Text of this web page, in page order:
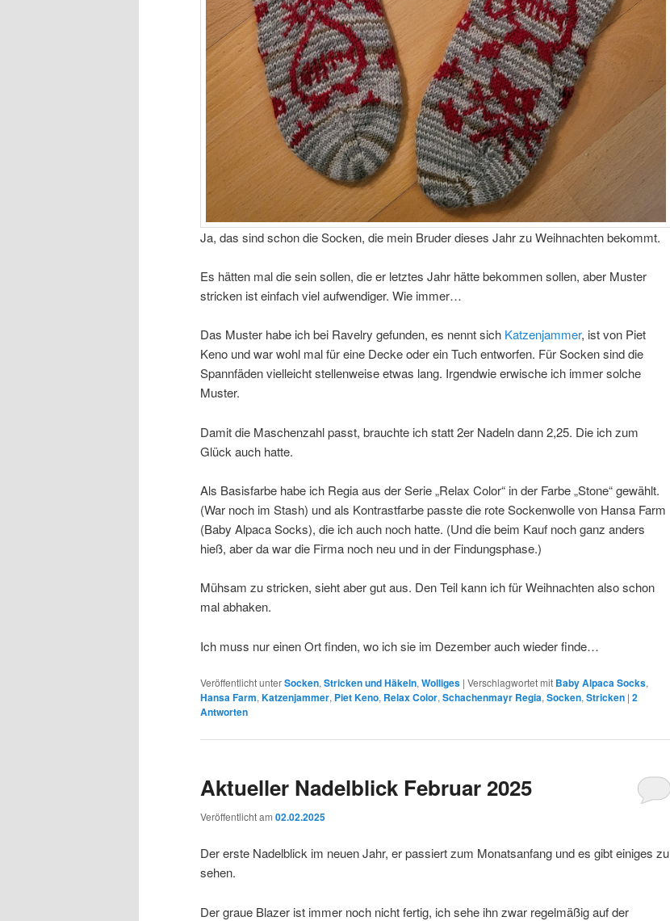
Ja, das sind schon die Socken, die mein Bruder dieses Jahr zu Weihnachten bekommt.
Es hätten mal die sein sollen, die er letztes Jahr hätte bekommen sollen, aber Muster
stricken ist einfach viel aufwendiger. Wie immer…
Das Muster habe ich bei Ravelry gefunden, es nennt sich Katzenjammer, ist von Piet
Keno und war wohl mal für eine Decke oder ein Tuch entworfen. Für Socken sind die
Spannfäden vielleicht stellenweise etwas lang. Irgendwie erwische ich immer solche
Muster.
Damit die Maschenzahl passt, brauchte ich statt 2er Nadeln dann 2,25. Die ich zum
Glück auch hatte.
Als Basisfarbe habe ich Regia aus der Serie „Relax Color“ in der Farbe „Stone“ gewählt.
(War noch im Stash) und als Kontrastfarbe passte die rote Sockenwolle von Hansa Farm
(Baby Alpaca Socks), die ich auch noch hatte. (Und die beim Kauf noch ganz anders
hieß, aber da war die Firma noch neu und in der Findungsphase.)
Mühsam zu stricken, sieht aber gut aus. Den Teil kann ich für Weihnachten also schon
mal abhaken.
Ich muss nur einen Ort finden, wo ich sie im Dezember auch wieder finde…
Veröffentlicht unterSocken, Stricken und Häkeln, Wolliges | Verschlagwortet mit Baby Alpaca Socks,
Hansa Farm, Katzenjammer, Piet Keno, Relax Color, Schachenmayr Regia, Socken, Stricken | 2
Antworten
Aktueller Nadelblick Februar 2025
Veröffentlicht am 02.02.2025
Der erste Nadelblick im neuen Jahr, er passiert zum Monatsanfang und es gibt einiges zu
sehen.
Der graue Blazer ist immer noch nicht fertig, ich sehe ihn zwar regelmäßig auf der